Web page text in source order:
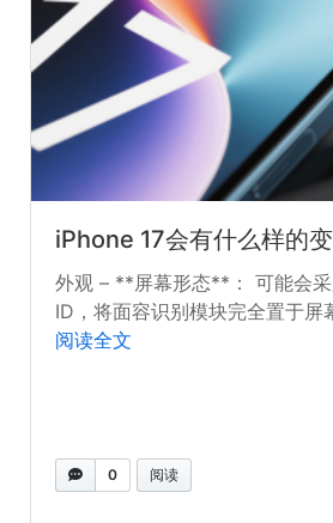
iPhone 17会有什么样的
外观 – **屏幕形态**： 可能会
ID，将面容识别模块完全置于屏
阅读全文
0 阅读